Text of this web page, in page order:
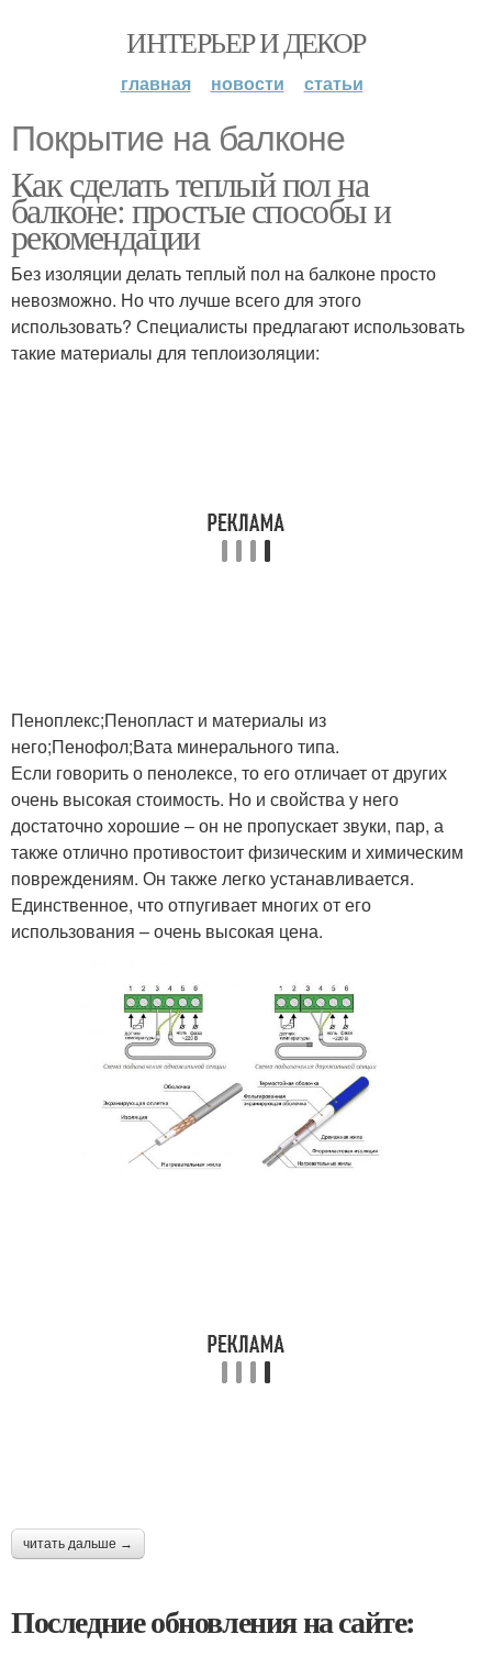
ИНТЕРЬЕР И ДЕКОР
главная новости статьи
Покрытие на балконе
Как сделать теплый пол на
балконе: простые способы и
рекомендации
Без изоляции делать теплый пол на балконе просто
невозможно. Но что лучше всего для этого
использовать? Специалисты предлагают использовать
такие материалы для теплоизоляции:
Пеноплекс;Пенопласт и материалы из
него;Пенофол;Вата минерального типа.
Если говорить о пенолексе, то его отличает от других
очень высокая стоимость. Но и свойства у него
достаточно хорошие – он не пропускает звуки, пар, а
также отлично противостоит физическим и химическим
повреждениям. Он также легко устанавливается.
Единственное, что отпугивает многих от его
использования – очень высокая цена.
читать дальше →
Последние обновления на сайте: